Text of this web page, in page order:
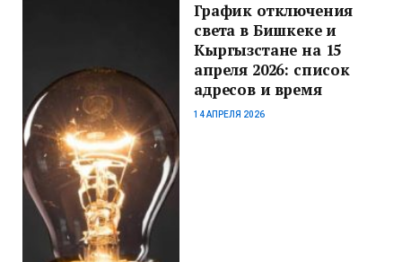
График отключения
света в Бишкеке и
Кыргызстане на 15
апреля 2026: список
адресов и время
14 АПРЕЛЯ 2026